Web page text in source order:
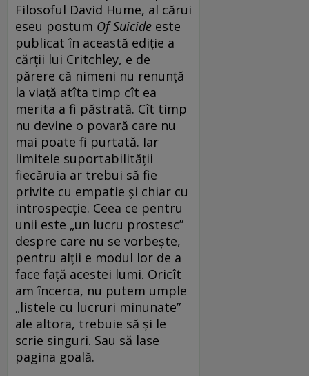
Filosoful David Hume, al cărui
eseu postum Of Suicide este
publicat în această ediție a
cărții lui Critchley, e de
părere că nimeni nu renunță
la viață atîta timp cît ea
merita a fi păstrată. Cît timp
nu devine o povară care nu
mai poate fi purtată. Iar
limitele suportabilității
fiecăruia ar trebui să fie
privite cu empatie și chiar cu
introspecție. Ceea ce pentru
unii este „un lucru prostesc”
despre care nu se vorbește,
pentru alții e modul lor de a
face față acestei lumi. Oricît
am încerca, nu putem umple
„listele cu lucruri minunate”
ale altora, trebuie să și le
scrie singuri. Sau să lase
pagina goală.